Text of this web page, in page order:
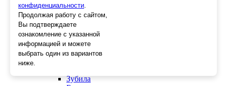
Плоскогубцы
Отвертки
Ножницы по металлу
Напильники, рашпили
Наборы инструментов
Кусачки
Зубила
конфиденциальности.
Продолжая работу с сайтом,
Вы подтверждаете
ознакомление с указанной
информацией и можете
выбрать один из вариантов
ниже.